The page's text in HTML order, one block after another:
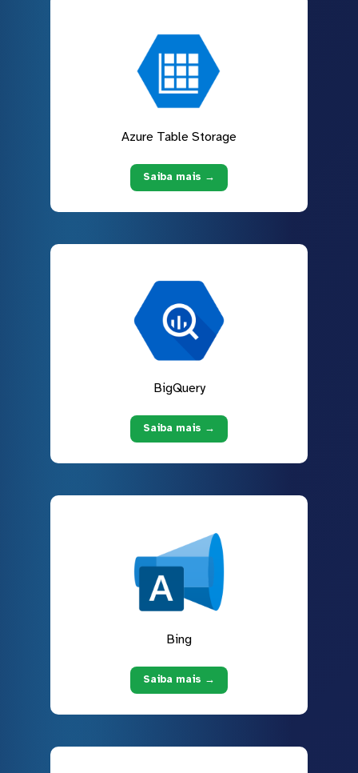
Azure Table Storage
Saiba mais →
BigQuery
Saiba mais →
Bing
Saiba mais →